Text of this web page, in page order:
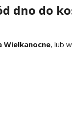
dno do
Wielkanocne, lub